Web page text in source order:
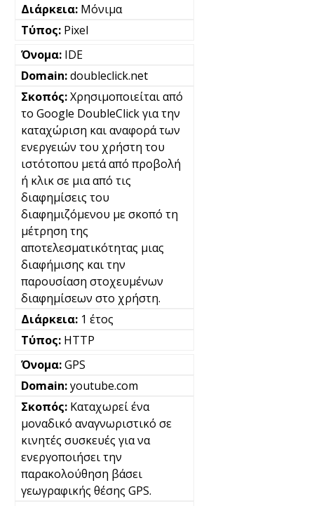
Μόνιμα
Pixel
IDE
doubleclick.net
Χρησιμοποιείται από
το Google DoubleClick για την
καταχώριση και αναφορά των
ενεργειών του χρήστη του
ιστότοπου μετά από προβολή
ή κλικ σε μια από τις
διαφημίσεις του
διαφημιζόμενου με σκοπό τη
μέτρηση της
αποτελεσματικότητας μιας
διαφήμισης και την
παρουσίαση στοχευμένων
διαφημίσεων στο χρήστη.
1 έτος
HTTP
GPS
youtube.com
Καταχωρεί ένα
μοναδικό αναγνωριστικό σε
κινητές συσκευές για να
ενεργοποιήσει την
παρακολούθηση βάσει
γεωγραφικής θέσης GPS.